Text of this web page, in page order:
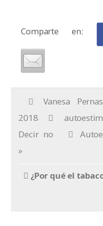
Comparte en:
Vanesa
2018
Decir no
»
¿Por qué el